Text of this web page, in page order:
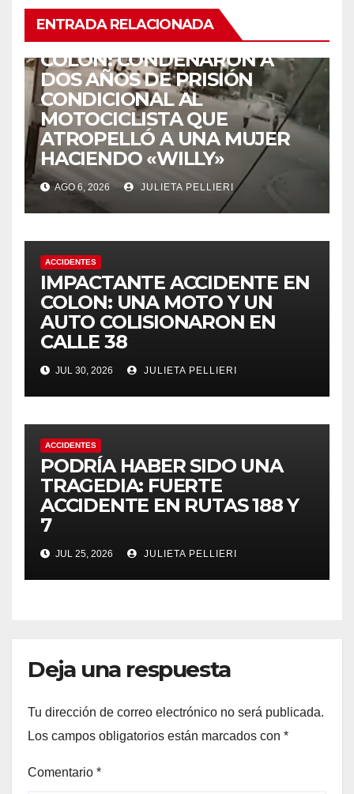
ENTRADA RELACIONADA
COLÓN: CONDENARON A
DOS AÑOS DE PRISIÓN
CONDICIONAL AL
MOTOCICLISTA QUE
ATROPELLÓ A UNA MUJER
HACIENDO «WILLY»
AGO 6, 2026 JULIETA PELLIERI
ACCIDENTES
IMPACTANTE ACCIDENTE EN
COLON: UNA MOTO Y UN
AUTO COLISIONARON EN
CALLE 38
JUL 30, 2026 JULIETA PELLIERI
ACCIDENTES
PODRÍA HABER SIDO UNA
TRAGEDIA: FUERTE
ACCIDENTE EN RUTAS 188 Y
7
JUL 25, 2026 JULIETA PELLIERI
Deja una respuesta
Tu dirección de correo electrónico no será publicada.
Los campos obligatorios están marcados con *
Comentario *